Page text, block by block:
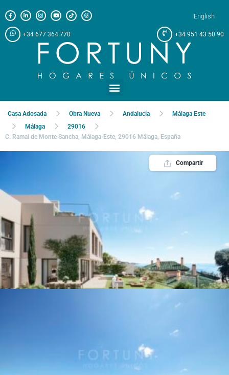
English
+34 677 364 770 +34 951 43 50 90
Casa Adosada Obra Nueva Andalucía
Málaga Este
Málaga
29016
C. Ramal de Monte Sancha, Málaga-Este, 29016 Málaga, España
Compartir